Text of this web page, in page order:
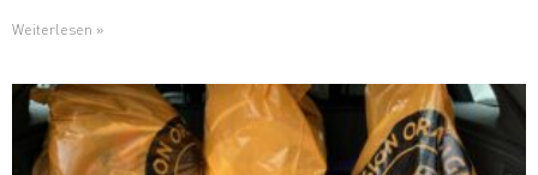
Weiterlesen »